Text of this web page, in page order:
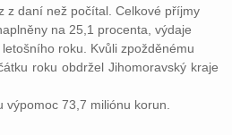
z daní než počítal. Celkové příjmy
na 25,1 procenta, výdaje
roku. Kvůli zpožděnému
roku obdržel Jihomoravský kraje
73,7 miliónu korun.